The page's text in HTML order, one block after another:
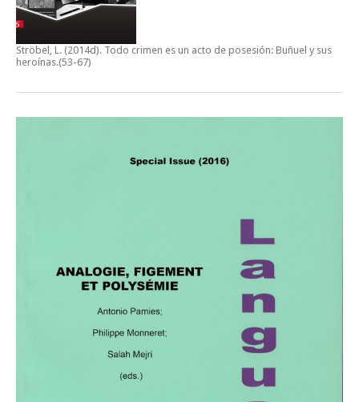
Ströbel, L. (2014d). Todo crimen es un acto de posesión: Buñuel y sus
heroínas.(53-67)